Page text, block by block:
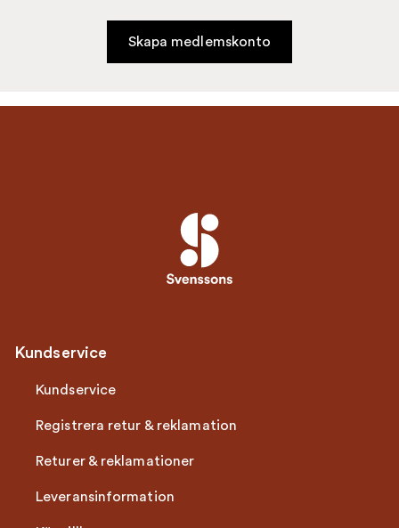
Skapa medlemskonto
Kundservice
Kundservice
Registrera retur & reklamation
Returer & reklamationer
Leveransinformation